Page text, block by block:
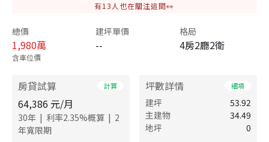
有13 人也在關注這間👀
總價
1,980萬
含車位價
建坪單價
--
格局
4房2廳2衛
房貸試算 計算
64,386 元/月
30年 | 利率2.35%概算 | 2
年寬限期
坪數詳情 細項
建坪
53.92
主建物
34.49
地坪
0